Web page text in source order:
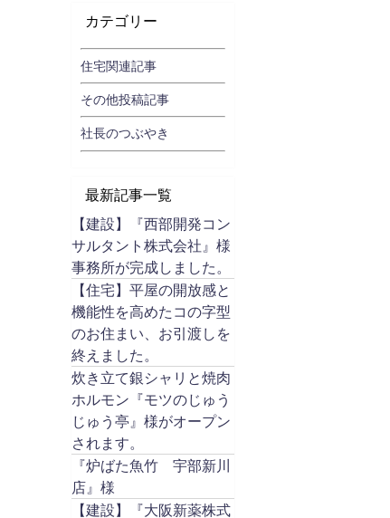
カテゴリー
住宅関連記事
その他投稿記事
社長のつぶやき
最新記事一覧
【建設】『西部開発コン
サルタント株式会社』様
事務所が完成しました。
【住宅】平屋の開放感と
機能性を高めたコの字型
のお住まい、お引渡しを
終えました。
炊き立て銀シャリと焼肉
ホルモン『モツのじゅう
じゅう亭』様がオープン
されます。
『炉ばた魚竹 宇部新川
店』様
【建設】『大阪新薬株式